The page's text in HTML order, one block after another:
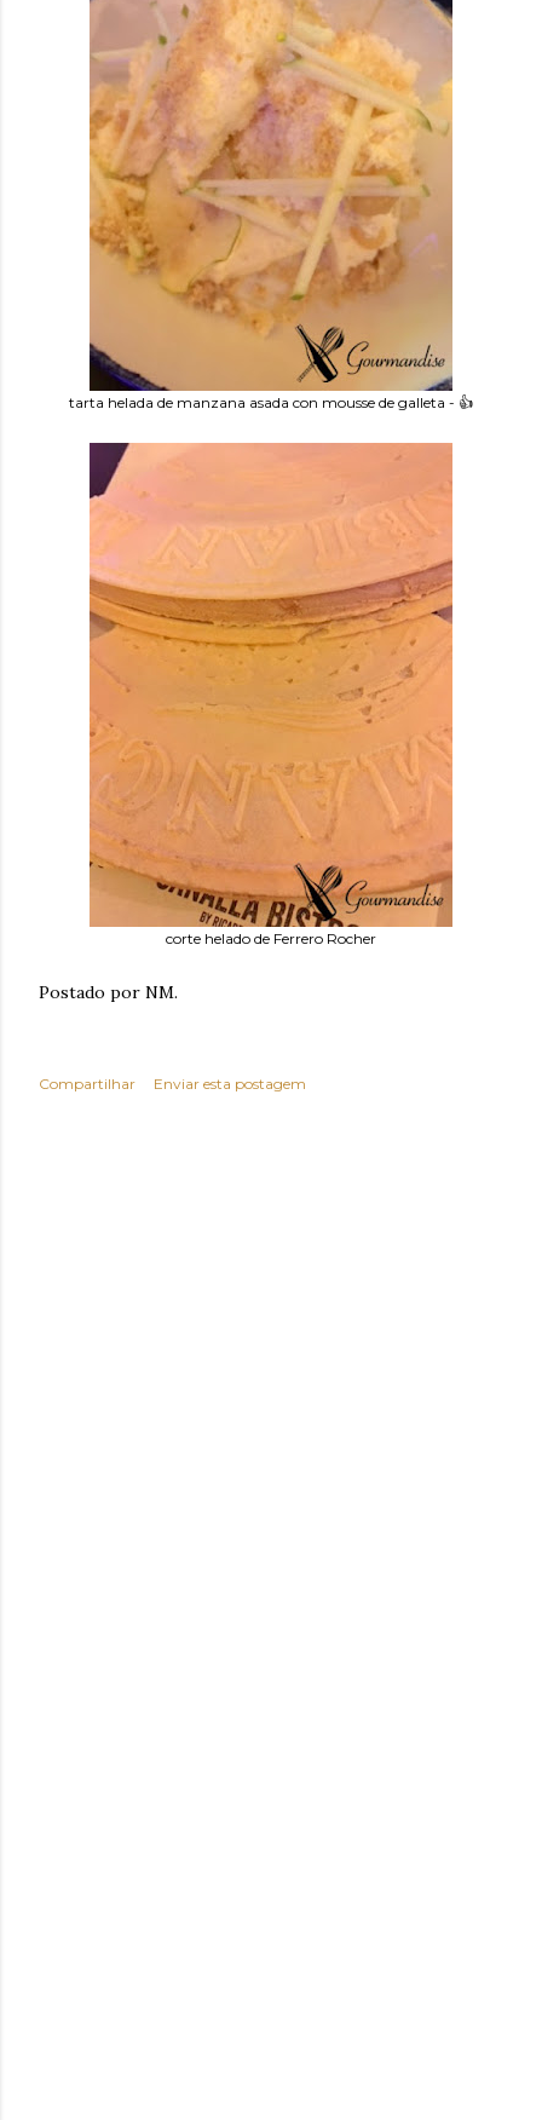
tarta helada de manzana asada con mousse de galleta - 👍
corte helado de Ferrero Rocher
Postado por NM.
Compartilhar Enviar esta postagem